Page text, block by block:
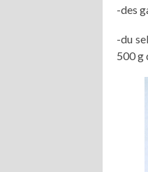
-des
-du
500 g